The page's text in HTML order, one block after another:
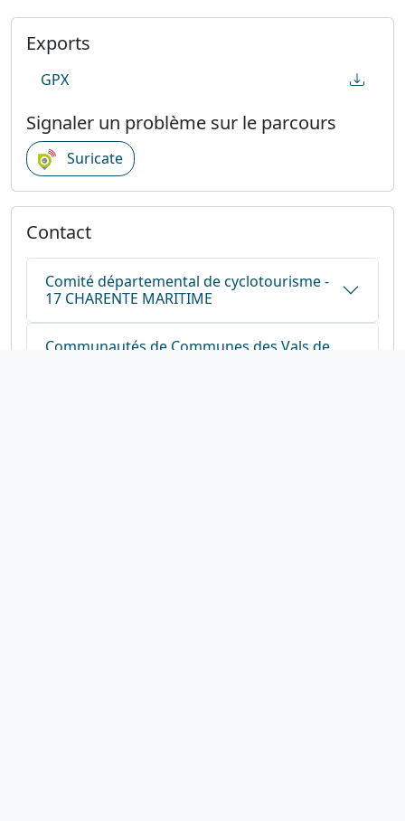
Exports
GPX
Signaler un problème sur le parcours
Suricate
Contact
Comité départemental de cyclotourisme -
17 CHARENTE MARITIME
Communautés de Communes des Vals de